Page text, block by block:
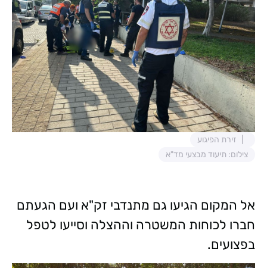
זירת הפיגוע
צילום: תיעוד מבצעי מד"א
אל המקום הגיעו גם מתנדבי זק"א ועם הגעתם
חברו לכוחות המשטרה וההצלה וסייעו לטפל
בפצועים.